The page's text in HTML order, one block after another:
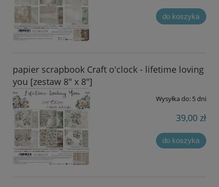
do koszyka
papier scrapbook Craft o'clock - lifetime loving
you [zestaw 8" x 8"]
Wysyłka do: 5 dni
39,00 zł
do koszyka